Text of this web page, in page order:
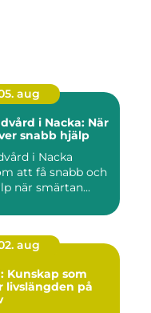
aug
i Nacka: När
snabb hjälp
i Nacka
att få snabb och
när smärtan...
aug
Kunskap som
livslängden på